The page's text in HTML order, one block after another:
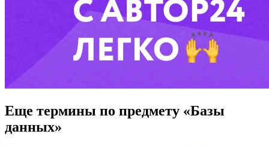
Еще термины по предмету «Базы
данных»